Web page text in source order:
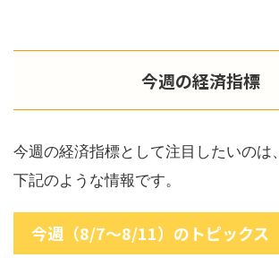
今週の経済指標
今週の経済指標として注目したいのは、
下記のような情報です。
今週（8/7～8/11）のトピックス